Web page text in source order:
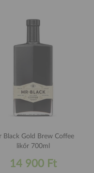
Black Gold Brew Coffee
likőr 700ml
14 900 Ft